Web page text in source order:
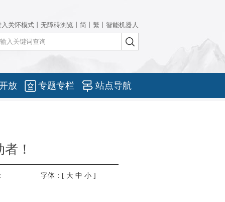
智能机器人
繁
简
无障碍浏览
入关怀模式
放 专题专栏 站点导航
！
字体：[ 大 中 小]